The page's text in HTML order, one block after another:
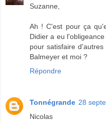
Suzanne,
Ah ! C'est pour ça
Didier a eu
pour satisfaire
Balmeyer et moi ?
Répondre
Tonnégrande 28
Nicolas